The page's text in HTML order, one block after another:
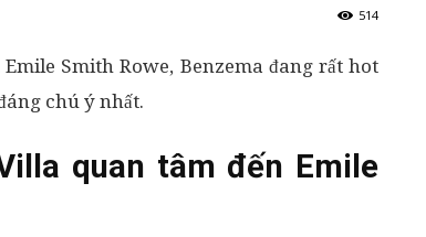
514
Smith Rowe, Benzema đang rất hot
chú ý nhất.
quan tâm đến Emile